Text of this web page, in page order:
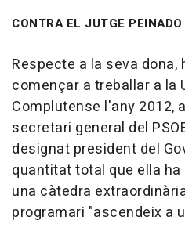
CONTRA EL JUTGE PEINADO
Respecte a la seva dona,
començar a treballar a la
Complutense l'any 2012,
secretari general del
designat president del
quantitat total que ella
una càtedra
programari "ascendeix a